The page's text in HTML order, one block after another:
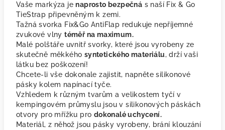
Vaše markýza jenaprosto bezpečná s naší Fix & Go
TieStrap připevněným k zemi.
Tažná svorka Fix&Go AntiFlap redukuje nepříjemné
zvukové vlnytéměř na maximum.
Malé polštáře uvnitř svorky, které jsou vyrobeny ze
skutečně měkkého syntetického materiálu, drží vaši
látku bez poškození!
Chcete-li vše dokonale zajistit, napněte silikonové
pásky kolem napínací tyče.
Vzhledem k různým tvarům a velikostem tyčí v
kempingovém průmyslu jsou v silikonových páskách
otvory pro mřížku pro dokonalé uchycení.
Materiál, z něhož jsou pásky vyrobeny, brání klouzání